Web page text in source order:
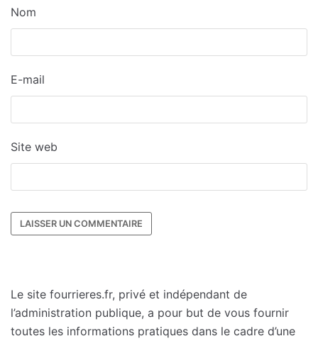
Nom
E-mail
Site web
Le site fourrieres.fr, privé et indépendant de
l’administration publique, a pour but de vous fournir
toutes les informations pratiques dans le cadre d’une